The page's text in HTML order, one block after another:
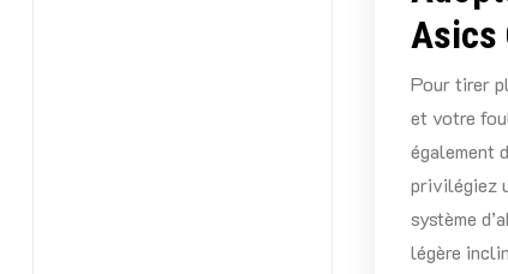
Asics
Pour tirer
et votre
également
privilégiez
système
légère